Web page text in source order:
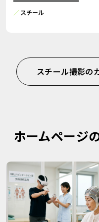
スチール
スチール撮影の
ホームページ